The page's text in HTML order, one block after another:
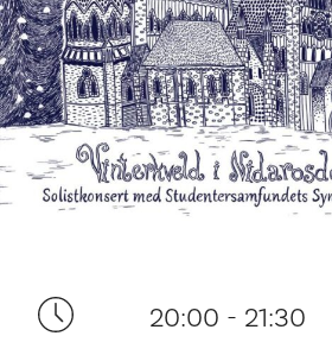
Ditt besøk
Musikk 20:00 - 21:30